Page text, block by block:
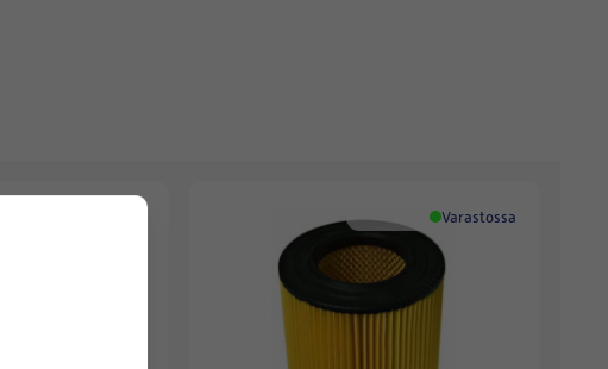
Varastossa